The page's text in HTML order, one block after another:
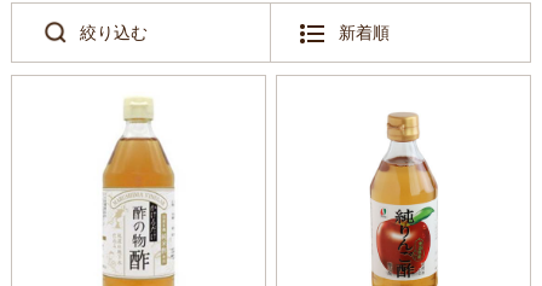
絞り込む